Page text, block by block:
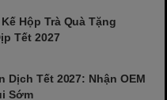
Hộp Trà Quà Tặng
Tết 2027
Dịch Tết 2027: Nhận OEM
Sớm